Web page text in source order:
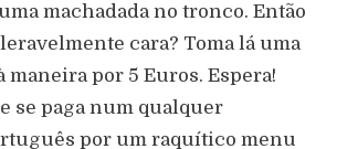
machadada no tronco. Então
cara? Toma lá uma
maneira por 5 Euros. Espera!
se paga num qualquer
por um raquítico menu